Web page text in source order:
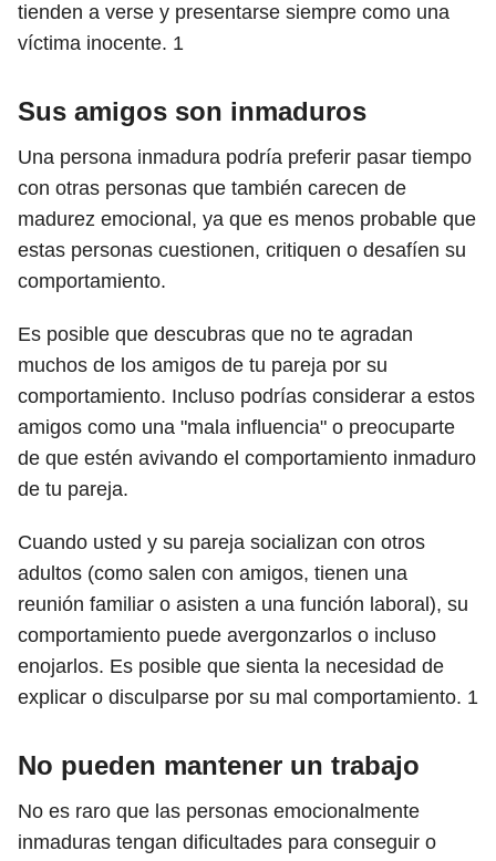
tienden a verse y presentarse siempre como una
víctima inocente. 1
Sus amigos son inmaduros
Una persona inmadura podría preferir pasar tiempo
con otras personas que también carecen de
madurez emocional, ya que es menos probable que
estas personas cuestionen, critiquen o desafíen su
comportamiento.
Es posible que descubras que no te agradan
muchos de los amigos de tu pareja por su
comportamiento. Incluso podrías considerar a estos
amigos como una "mala influencia" o preocuparte
de que estén avivando el comportamiento inmaduro
de tu pareja.
Cuando usted y su pareja socializan con otros
adultos (como salen con amigos, tienen una
reunión familiar o asisten a una función laboral), su
comportamiento puede avergonzarlos o incluso
enojarlos. Es posible que sienta la necesidad de
explicar o disculparse por su mal comportamiento. 1
No pueden mantener un trabajo
No es raro que las personas emocionalmente
inmaduras tengan dificultades para conseguir o